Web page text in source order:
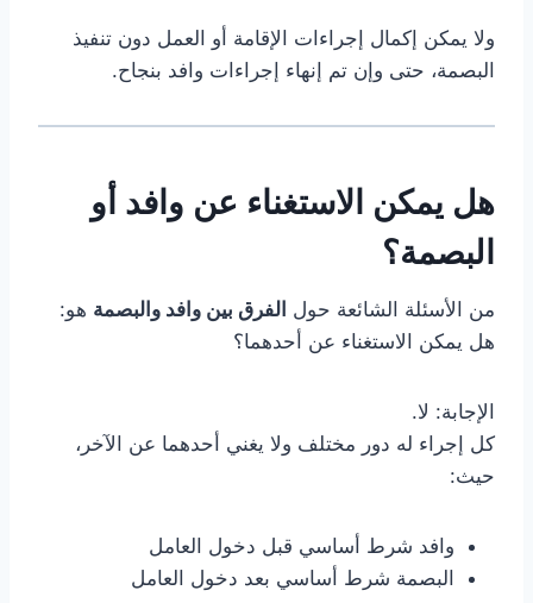
ولا يمكن إكمال إجراءات الإقامة أو العمل دون تنفيذ
البصمة، حتى وإن تم إنهاء إجراءات وافد بنجاح.
هل يمكن الاستغناء عن وافد أو
البصمة؟
من الأسئلة الشائعة حول الفرق بين وافد والبصمة هو:
هل يمكن الاستغناء عن أحدهما؟
الإجابة: لا.
كل إجراء له دور مختلف ولا يغني أحدهما عن الآخر،
حيث:
وافد شرط أساسي قبل دخول العامل
البصمة شرط أساسي بعد دخول العامل